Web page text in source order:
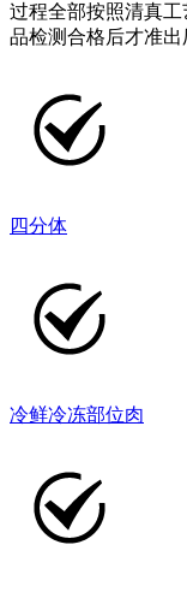
过程全部按照清真
品检测合格后才准出
四分体
冷鲜冷冻部位肉